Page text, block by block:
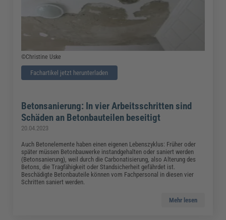
©Christine Uske
Fachartikel jetzt herunterladen
Betonsanierung: In vier Arbeitsschritten sind
Schäden an Betonbauteilen beseitigt
20.04.2023
Auch Betonelemente haben einen eigenen Lebenszyklus: Früher oder
später müssen Betonbauwerke instandgehalten oder saniert werden
(Betonsanierung), weil durch die Carbonatisierung, also Alterung des
Betons, die Tragfähigkeit oder Standsicherheit gefährdet ist.
Beschädigte Betonbauteile können vom Fachpersonal in diesen vier
Schritten saniert werden.
Mehr lesen